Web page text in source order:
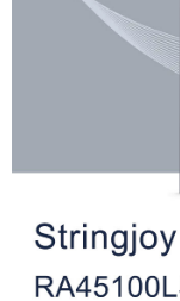
AFTEE先享後付是「
便利好安心！
１．簡單：不需註冊會
２．便利：只要手機
３．安心：先確認商
【「AFTEE先享後付
１．於結帳方式選擇
結帳頁面，進行簡訊認
３．收到繳費通知簡訊
ATM／網路銀行／等多
※ 請注意：結帳手續完
購買商品的店家。未
ATM付款
7-11取貨付款
每筆NT$60，滿